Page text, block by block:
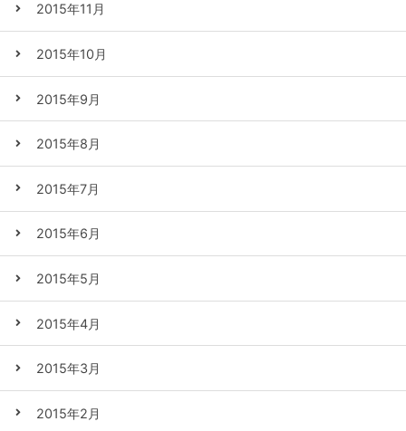
2015年11月
2015年10月
2015年9月
2015年8月
2015年7月
2015年6月
2015年5月
2015年4月
2015年3月
2015年2月